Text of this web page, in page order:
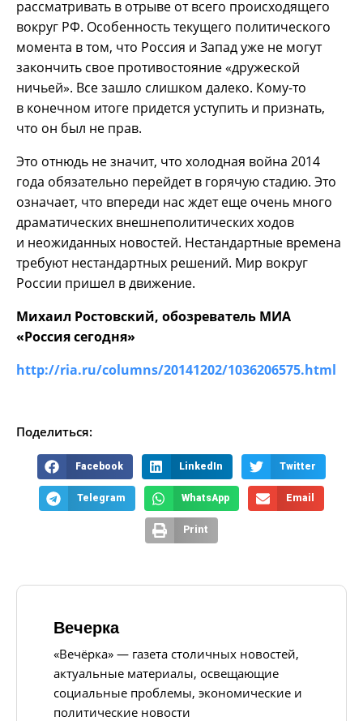
рассматривать в отрыве от всего происходящего
вокруг РФ. Особенность текущего политического
момента в том, что Россия и Запад уже не могут
закончить свое противостояние «дружеской
ничьей». Все зашло слишком далеко. Кому-то
в конечном итоге придется уступить и признать,
что он был не прав.
Это отнюдь не значит, что холодная война 2014
года обязательно перейдет в горячую стадию. Это
означает, что впереди нас ждет еще очень много
драматических внешнеполитических ходов
и неожиданных новостей. Нестандартные времена
требуют нестандартных решений. Мир вокруг
России пришел в движение.
Михаил Ростовский, обозреватель МИА
«Россия сегодня»
http://ria.ru/columns/20141202/1036206575.html
Поделиться:
Facebook LinkedIn Twitter
Telegram WhatsApp Email
Print
Вечерка
«Вечёрка» — газета столичных новостей,
актуальные материалы, освещающие
социальные проблемы, экономические и
политические новости